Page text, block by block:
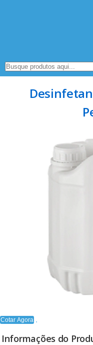
Cotar Agora
Informações do